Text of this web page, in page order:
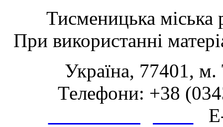
Тисменицька міська
При використанні
Україна, 77401,
Телефони: +38